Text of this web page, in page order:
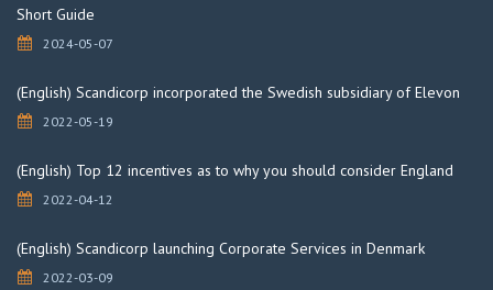
Short Guide
2024-05-07
(English) Scandicorp incorporated the Swedish subsidiary of Elevon
2022-05-19
(English) Top 12 incentives as to why you should consider England
2022-04-12
(English) Scandicorp launching Corporate Services in Denmark
2022-03-09